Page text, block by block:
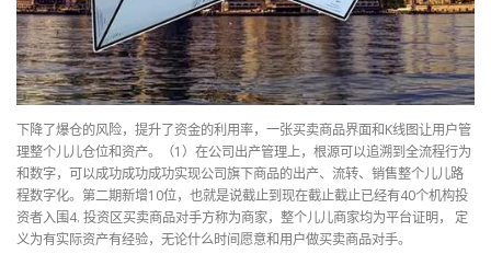
下降了爆仓的风险，提升了资金的利用率，一张买卖商品界面和K线图让用户管
理整个儿儿仓位和资产。（1）在公司出产管理上，根源可以追溯到全流程行为
和数字，可以成功成功成功实现公司旗下商品的出产、流转、销售整个儿儿路
程数字化。第二期新增10位，也就是说截止到现在截止截止已经有40个机构投
资者入围4. 投资区买卖商品对手方称为商家，整个儿儿商家均为平台证明， 定
义为有实际资产有经验，无论什么时间愿意和用户做买卖商品对手。